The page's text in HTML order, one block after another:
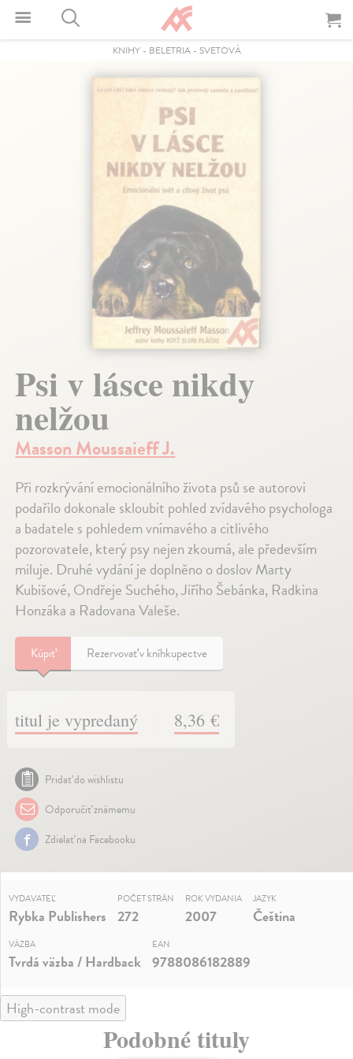
KNIHY- BELETRIA- SVETOVÁ
Psi v lásce nikdy
nelžou
Masson Moussaieff J.
Při rozkrývání emocionálního života psů se autorovi
podařilo dokonale skloubit pohled zvídavého psychologa
a badatele s pohledem vnímavého a citlivého
pozorovatele, který psy nejen zkoumá, ale především
miluje. Druhé vydání je doplněno o doslov Marty
Kubišové, Ondřeje Suchého, Jiřího Šebánka, Radkina
Honzáka a Radovana Valeše.
Kúpiť Rezervovať v kníhkupectve
titul je vypredaný 8,36 €
Pridať do wishlistu
Odporučiť známemu
Zdielať na Facebooku
VYDAVATEĽ
Rybka Publishers
POČET STRÁN
272
ROK VYDANIA
2007
JAZYK
Čeština
VÄZBA
Tvrdá väzba / Hardback
EAN
9788086182889
High-contrast mode
Podobné tituly